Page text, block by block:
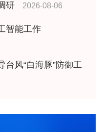
研 2026-08-06
智能工作
台风“白海豚”防御工